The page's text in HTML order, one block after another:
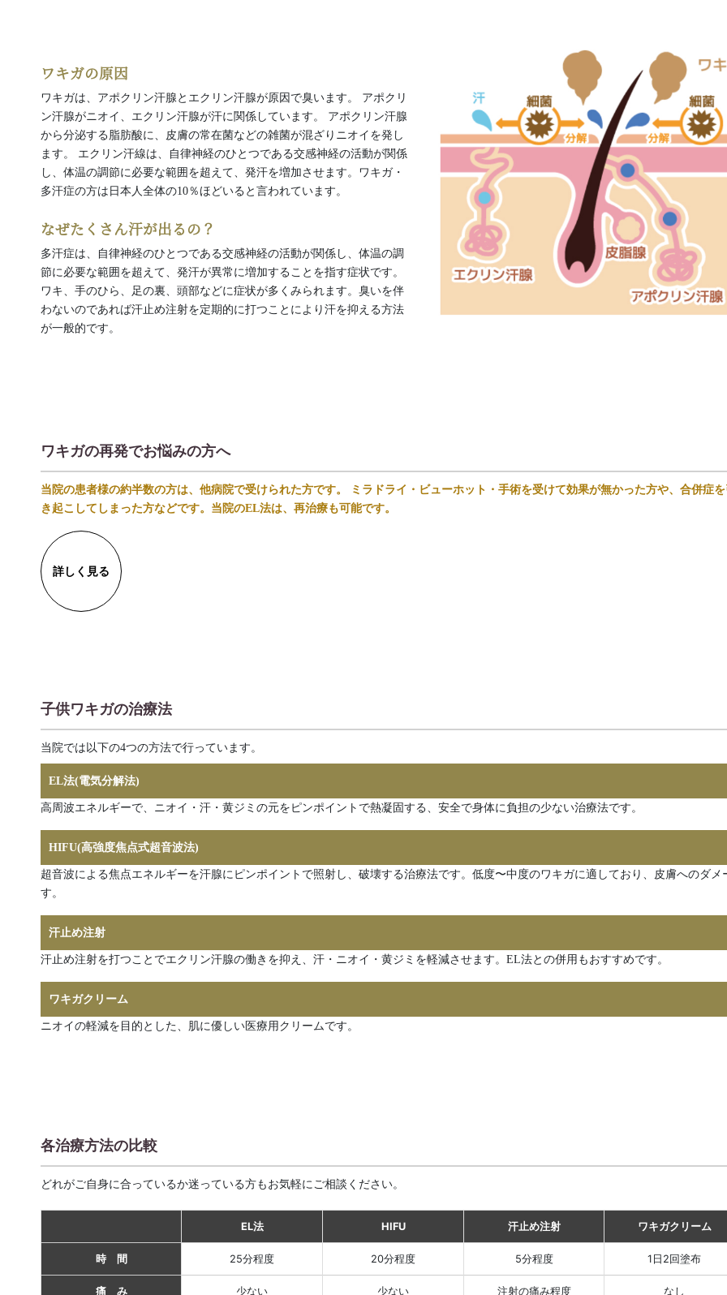
ワキガの原因
ワキガは、アポクリン汗腺とエクリン汗腺が原因で臭います。 アポクリ
ン汗腺がニオイ、エクリン汗腺が汗に関係しています。 アポクリン汗腺
から分泌する脂肪酸に、皮膚の常在菌などの雑菌が混ざりニオイを発し
ます。 エクリン汗線は、自律神経のひとつである交感神経の活動が関係
し、体温の調節に必要な範囲を超えて、発汗を増加させます。ワキガ・
多汗症の方は日本人全体の10％ほどいると言われています。
なぜたくさん汗が出るの？
多汗症は、自律神経のひとつである交感神経の活動が関係し、体温の調
節に必要な範囲を超えて、発汗が異常に増加することを指す症状です。
ワキ、手のひら、足の裏、頭部などに症状が多くみられます。臭いを伴
わないのであれば汗止め注射を定期的に打つことにより汗を抑える方法
が一般的です。
ワキガの再発でお悩みの方へ
当院の患者様の約半数の方は、他病院で受けられた方です。 ミラドライ・ビューホット・手術を受けて効果が無かった方や、合併症
き起こしてしまった方などです。当院のEL法は、再治療も可能です。
詳しく見る
子供ワキガの治療法
当院では以下の4つの方法で行っています。
EL法(電気分解法)
高周波エネルギーで、ニオイ・汗・黄ジミの元をピンポイントで熱凝固する、安全で身体に負担の少ない治療法です。
HIFU(高強度焦点式超音波法)
超音波による焦点エネルギーを汗腺にピンポイントで照射し、破壊する治療法です。低度〜中度のワキガに適しており、皮膚へのダメ
す。
汗止め注射
汗止め注射を打つことでエクリン汗腺の働きを抑え、汗・ニオイ・黄ジミを軽減させます。EL法との併用もおすすめです。
ワキガクリーム
ニオイの軽減を目的とした、肌に優しい医療用クリームです。
各治療方法の比較
どれがご自身に合っているか迷っている方もお気軽にご相談ください。
EL法 HIFU 汗止め注射 ワキガクリーム
時 間 25分程度 20分程度 5分程度 1日2回塗布
痛 み 少ない 少ない 注射の痛み程度 なし